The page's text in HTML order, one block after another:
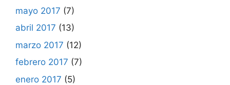
mayo 2017 (7)
abril 2017 (13)
marzo 2017 (12)
febrero 2017 (7)
enero 2017 (5)